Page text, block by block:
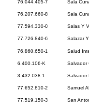
76.044.405-7 Sala
76.207.660-8 Sala
77.594.330-0 Salas Y
77.726.840-6 Salazar
76.860.650-1 Salud
6.400.106-K Salvador
3.432.038-1 Salvador
77.652.810-2 Samuel
77.519.150-3 San